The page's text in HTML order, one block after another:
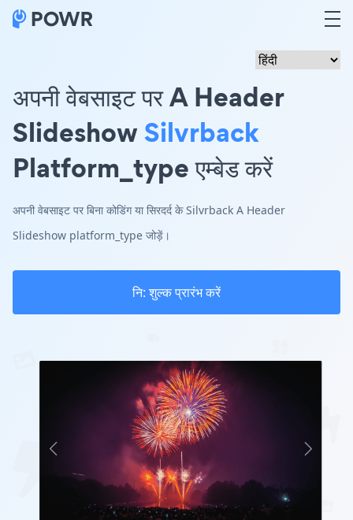
अपनी वेबसाइट पर A Header
SlideshowSilvrback
Platform_type एम्बेड करें
अपनी वेबसाइट पर बिना कोडिंग या सिरदर्द के Silvrback A Header
Slideshow platform_type जोड़ें।
नि: शुल्क प्रारंभ करें